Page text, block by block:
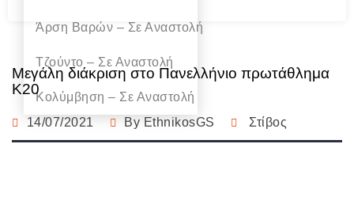
Άρση Bαρών – Σε Αναστολή
Τζούντο – Σε Αναστολή
Κολύμβηση – Σε Αναστολή
Πακέτα
Γυμναστικής
Μεγάλη διάκριση στο Πανελλήνιο πρωτάθλημα
Κ20
14/07/2021 By EthnikosGS Στίβος